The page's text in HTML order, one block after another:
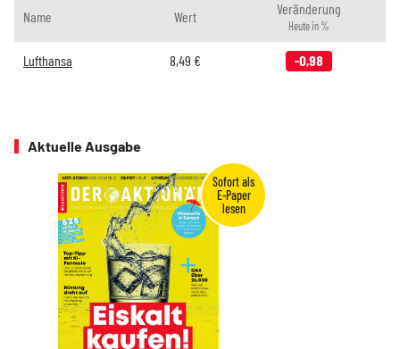
Name Wert Veränderung
Heute in %
Lufthansa 8,49 € -0,98
Aktuelle Ausgabe